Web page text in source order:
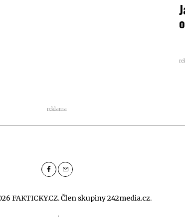
reklama
FAKTICKY.CZ. Člen skupiny242media.cz.